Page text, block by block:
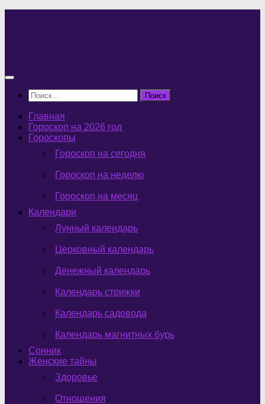
Найти:
Главная
Гороскоп на 2026 год
Гороскопы
Гороскоп на сегодня
Гороскоп на неделю
Гороскоп на месяц
Календари
Лунный календарь
Церковный календарь
Денежный календарь
Календарь стрижки
Календарь садовода
Календарь магнитных бурь
Сонник
Женские тайны
Здоровье
Отношения